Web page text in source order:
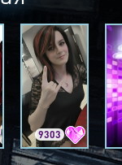
9303